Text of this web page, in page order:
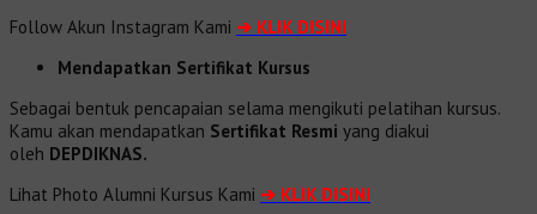
Follow Akun Instagram Kami ➔ KLIK DISINI
Mendapatkan Sertifikat Kursus
Sebagai bentuk pencapaian selama mengikuti pelatihan kursus.
Kamu akan mendapatkan Sertifikat Resmi yang diakui
oleh DEPDIKNAS.
Lihat Photo Alumni Kursus Kami ➔ KLIK DISINI